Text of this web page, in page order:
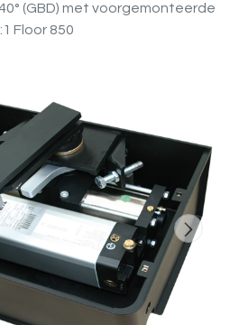
(GBD) met voorgemonteerde
Floor 850